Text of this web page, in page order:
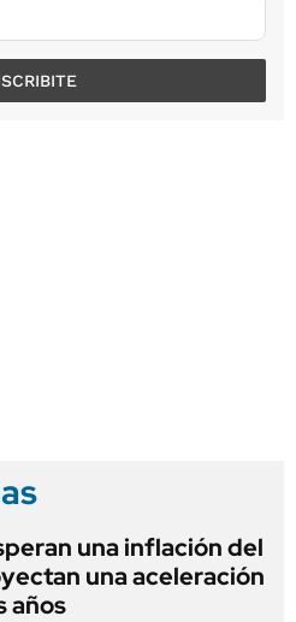
una inflación del
una aceleración
años